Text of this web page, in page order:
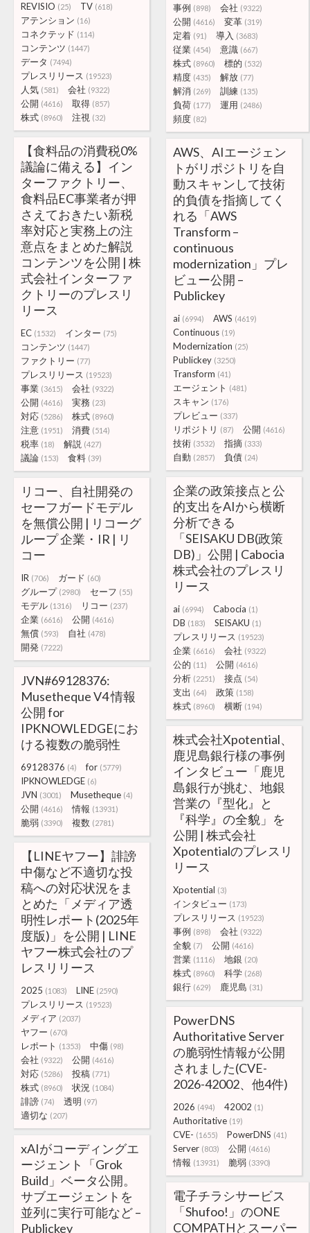
事例 (898) 会社 (9322)
公開 (4616) 変革 (319)
定着 (91) 導入 (3683)
従業 (454) 意識 (667)
株式 (8960) 標的 (532)
精度 (435) 解放 (77)
解消 (269) 訓練 (135)
負荷 (177) 運用 (2486)
頻度 (82)
REVISIO (25) TV (618)
アテンション (16)
コネクテッド (114)
コンテンツ (1447)
データ (7494)
プレスリリース (19523)
人気 (581) 会社 (9322)
公開 (4616) 取得 (857)
株式 (8960) 注視 (32)
【食料品の消費税0%
議論に備える】イン
ターファクトリー、
食料品EC事業者が押
さえておきたい新税
率対応と実務上の注
意点をまとめた解説
コンテンツを公開 | 株
式会社インターファ
クトリーのプレスリ
リース
EC (1532) インター (75)
コンテンツ (1447)
ファクトリー (77)
プレスリリース (19523)
事業 (3615) 会社 (9322)
公開 (4616) 実務 (23)
対応 (5286) 株式 (8960)
注意 (1951) 消費 (514)
税率 (18) 解説 (427)
議論 (153) 食料 (39)
AWS、AIエージェン
トがリポジトリを自
動スキャンして技術
的負債を指摘してく
れる「AWS
Transform –
continuous
modernization」プレ
ビュー公開 –
Publickey
ai (6994) AWS (4619)
Continuous (19)
Modernization (25)
Publickey (3250)
Transform (41)
エージェント (481)
スキャン (176)
プレビュー (337)
リポジトリ (87) 公開 (4616)
技術 (3532) 指摘 (333)
自動 (2857) 負債 (24)
企業の政策接点と公
的支出をAIから横断
分析できる
「SEISAKU DB(政策
DB)」公開 | Cabocia
株式会社のプレスリ
リース
ai (6994) Cabocia (1)
DB (183) SEISAKU (1)
プレスリリース (19523)
企業 (6616) 会社 (9322)
公的 (11) 公開 (4616)
分析 (2251) 接点 (54)
支出 (64) 政策 (158)
株式 (8960) 横断 (194)
リコー、自社開発の
セーフガードモデル
を無償公開 | リコーグ
ループ 企業・IR | リ
コー
IR (706) ガード (60)
グループ (2980) セーフ (55)
モデル (1316) リコー (237)
企業 (6616) 公開 (4616)
無償 (593) 自社 (478)
開発 (7222)
JVN#69128376:
Musetheque V4 情報
公開 for
IPKNOWLEDGEにお
ける複数の脆弱性
69128376 (4) for (5779)
IPKNOWLEDGE (6)
JVN (3001) Musetheque (4)
公開 (4616) 情報 (13931)
脆弱 (3390) 複数 (2781)
株式会社Xpotential、
鹿児島銀行様の事例
インタビュー「鹿児
島銀行が挑む、地銀
営業の『型化』と
『科学』の全貌」を
公開 | 株式会社
Xpotentialのプレスリ
リース
Xpotential (3)
インタビュー (173)
プレスリリース (19523)
事例 (898) 会社 (9322)
全貌 (7) 公開 (4616)
営業 (1116) 地銀 (20)
株式 (8960) 科学 (268)
銀行 (629) 鹿児島 (31)
【LINEヤフー】誹謗
中傷など不適切な投
稿への対応状況をま
とめた「メディア透
明性レポート(2025年
度版)」を公開 | LINE
ヤフー株式会社のプ
レスリリース
2025 (1083) LINE (2590)
プレスリリース (19523)
メディア (2037)
ヤフー (670)
レポート (1353) 中傷 (98)
会社 (9322) 公開 (4616)
対応 (5286) 投稿 (771)
株式 (8960) 状況 (1084)
誹謗 (74) 透明 (97)
適切な (207)
PowerDNS
Authoritative Server
の脆弱性情報が公開
されました(CVE-
2026-42002、他4件)
2026 (494) 42002 (1)
Authoritative (19)
CVE- (1655) PowerDNS (41)
Server (803) 公開 (4616)
情報 (13931) 脆弱 (3390)
xAIがコーディングエ
ージェント「Grok
Build」ベータ公開。
サブエージェントを
並列に実行可能など –
Publickey
電子チラシサービス
「Shufoo!」のONE
COMPATHとスーパー